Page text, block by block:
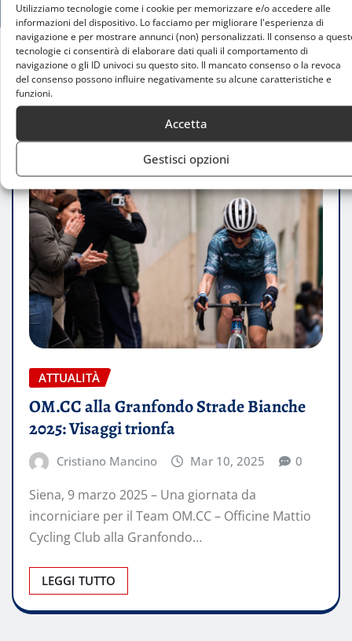
Utilizziamo tecnologie come i cookie per memorizzare e/o accedere alle
informazioni del dispositivo. Lo facciamo per migliorare l'esperienza di
navigazione e per mostrare annunci (non) personalizzati. Il consenso a
tecnologie ci consentirà di elaborare dati quali il comportamento di
navigazione o gli ID univoci su questo sito. Il mancato consenso o la revoca
del consenso possono influire negativamente su alcune caratteristiche e
funzioni.
Accetta
Gestisci opzioni
Home
OM.CC alla Granfondo Strade Bianche 2025:
Visaggi trionfa
ATTUALITÀ
OM.CC alla Granfondo Strade Bianche
2025: Visaggi trionfa
Cristiano Mancino Mar 10, 2025 0
Siena, 9 marzo 2025 – Una giornata da
incorniciare per il Team OM.CC – Officine Mattio
Cycling Club alla Granfondo…
LEGGI TUTTO